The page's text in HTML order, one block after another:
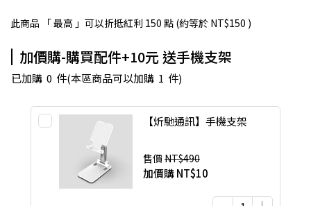
此商品 「 最高 」可以折抵紅利 150 點 (約等於 NT$150 )
加價購-購買配件+10元 送手機支架
已加購 0 件(本區商品可以加購 1 件)
【炘馳通訊】手機支架
售價 NT$490
加價購NT$10